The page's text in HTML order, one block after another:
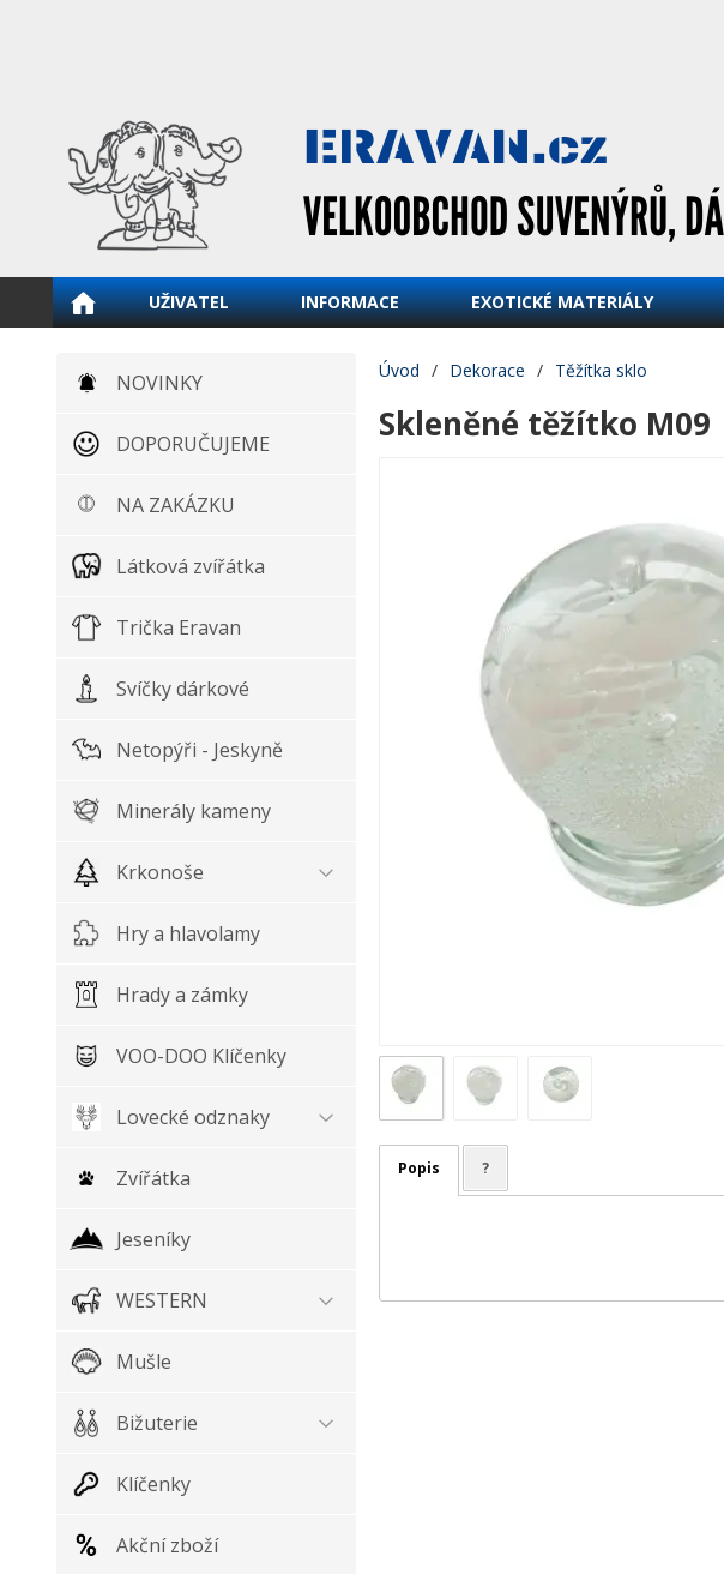
UŽIVATEL INFORMACE EXOTICKÉ MATERIÁLY
NOVINKY
DOPORUČUJEME
NA ZAKÁZKU
Látková zvířátka
Trička Eravan
Svíčky dárkové
Netopýři - Jeskyně
Minerály kameny
Krkonoše
Hry a hlavolamy
Hrady a zámky
VOO-DOO Klíčenky
Lovecké odznaky
Zvířátka
Jeseníky
WESTERN
Mušle
Bižuterie
Klíčenky
Akční zboží
Úvod / Dekorace / Těžítka sklo
Skleněné těžítko M09
Popis ?